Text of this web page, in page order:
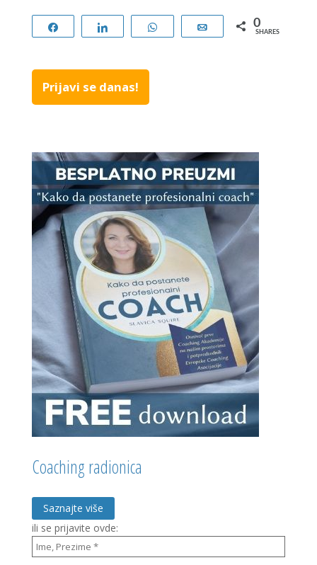
WhatsApp Email 0
SHARES
Prijavi se danas!
Coaching radionica
Saznajte više
ili se prijavite ovde: